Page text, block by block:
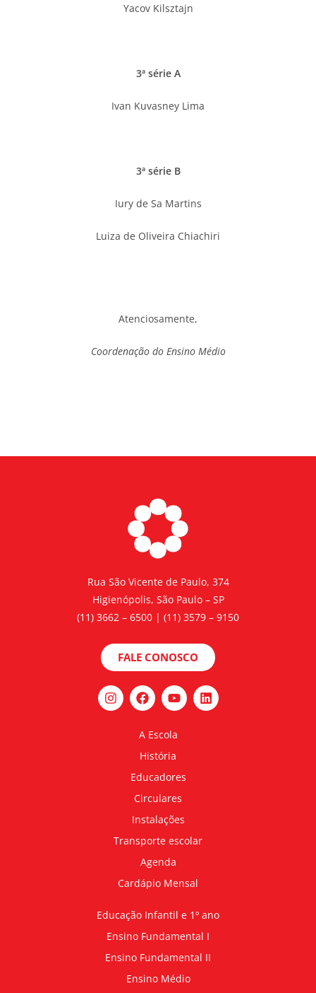
Yacov Kilsztajn
3ª série A
Ivan Kuvasney Lima
3ª série B
Iury de Sa Martins
Luiza de Oliveira Chiachiri
Atenciosamente,
Coordenação do Ensino Médio
Rua São Vicente de Paulo, 374
Higienópolis, São Paulo – SP
(11) 3662 – 6500 | (11) 3579 – 9150
FALE CONOSCO
A Escola
História
Educadores
Circulares
Instalações
Transporte escolar
Agenda
Cardápio Mensal
Educação Infantil e 1º ano
Ensino Fundamental I
Ensino Fundamental II
Ensino Médio